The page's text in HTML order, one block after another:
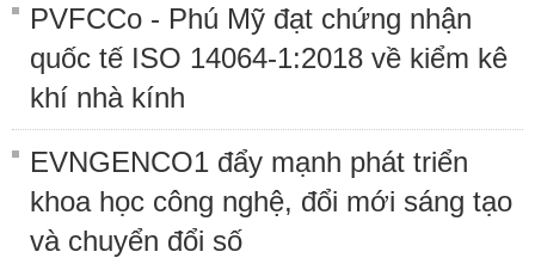
PVFCCo - Phú Mỹ đạt chứng nhận
quốc tế ISO 14064-1:2018 về kiểm kê
khí nhà kính
EVNGENCO1 đẩy mạnh phát triển
khoa học công nghệ, đổi mới sáng tạo
và chuyển đổi số